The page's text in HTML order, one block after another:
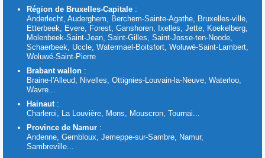
Région de Bruxelles-Capitale :
Anderlecht, Auderghem, Berchem-Sainte-Agathe, Bruxelles-ville,
Etterbeek, Evere, Forest, Ganshoren, Ixelles, Jette, Koekelberg,
Molenbeek-Saint-Jean, Saint-Gilles, Saint-Josse-ten-Noode,
Schaerbeek, Uccle, Watermael-Boitsfort, Woluwé-Saint-Lambert,
Woluwé-Saint-Pierre
Brabant wallon :
Braine-l'Alleud, Nivelles, Ottignies-Louvain-la-Neuve, Waterloo,
Wavre...
Hainaut :
Charleroi, La Louvière, Mons, Mouscron, Tournai...
Province de Namur :
Andenne, Gembloux, Jemeppe-sur-Sambre, Namur,
Sambreville...